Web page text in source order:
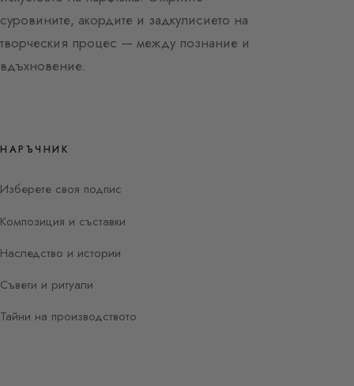
суровините, акордите и задкулисието на
творческия процес — между познание и
вдъхновение.
НАРЪЧНИК
Изберете своя подпис
Композиция и съставки
Наследство и истории
Съвети и ритуали
Тайни на производството